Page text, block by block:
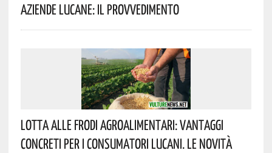
Aziende Lucane: Il Provvedimento
Lotta Alle Frodi Agroalimentari: Vantaggi
Concreti Per I Consumatori Lucani. Le Novità